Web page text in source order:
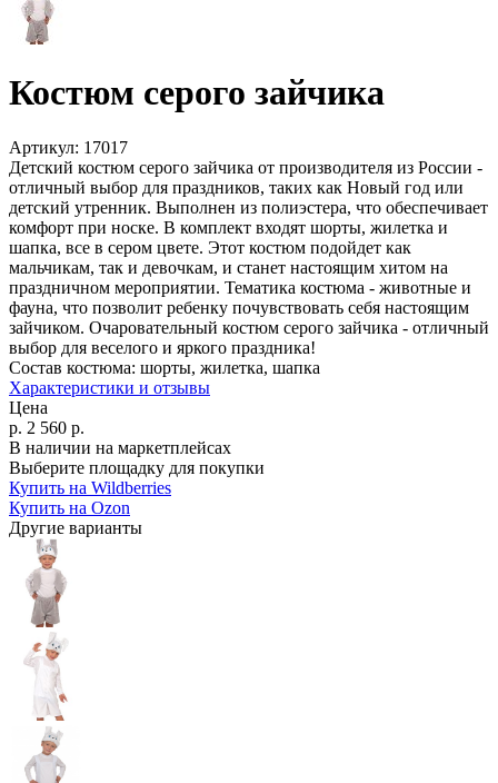
Костюм серого зайчика
Артикул: 17017
Детский костюм серого зайчика от производителя из России -
отличный выбор для праздников, таких как Новый год или
детский утренник. Выполнен из полиэстера, что обеспечивает
комфорт при носке. В комплект входят шорты, жилетка и
шапка, все в сером цвете. Этот костюм подойдет как
мальчикам, так и девочкам, и станет настоящим хитом на
праздничном мероприятии. Тематика костюма - животные и
фауна, что позволит ребенку почувствовать себя настоящим
зайчиком. Очаровательный костюм серого зайчика - отличный
выбор для веселого и яркого праздника!
Состав костюма: шорты, жилетка, шапка
Характеристики и отзывы
Цена
р. 2 560 р.
В наличии на маркетплейсах
Выберите площадку для покупки
Купить на Wildberries
Купить на Ozon
Другие варианты